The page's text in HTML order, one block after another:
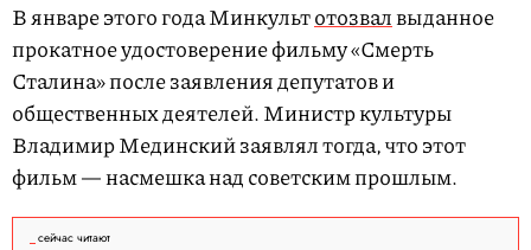
В январе этого года Минкультотозвалвыданное
прокатное удостоверение фильму «Смерть
Сталина» после заявления депутатов и
общественных деятелей. Министр культуры
Владимир Мединский заявлял тогда, что этот
фильм — насмешка над советским прошлым.
сейчас читают